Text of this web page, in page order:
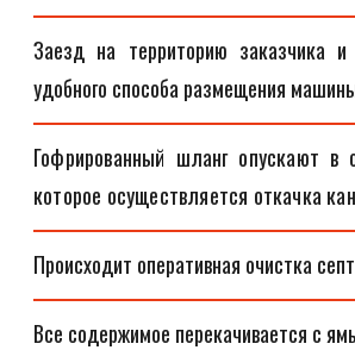
Заезд на территорию заказчика
удобного способа размещения
Гофрированный шланг опускают в
которое осуществляется откачка
Происходит оперативная очистка
Все содержимое перекачивается с